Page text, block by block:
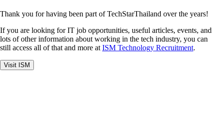
Thank you for having been part of TechStarThailand over the years!
If you are looking for IT job opportunities, useful articles, events, and
lots of other information about working in the tech industry, you can
still access all of that and more at ISM Technology Recruitment.
Visit ISM